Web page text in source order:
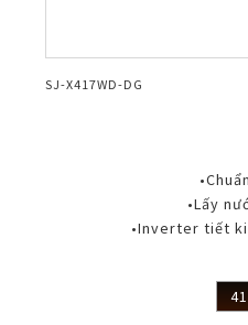
SJ-X417WD-DG
•Lấy
•Inverter tiết